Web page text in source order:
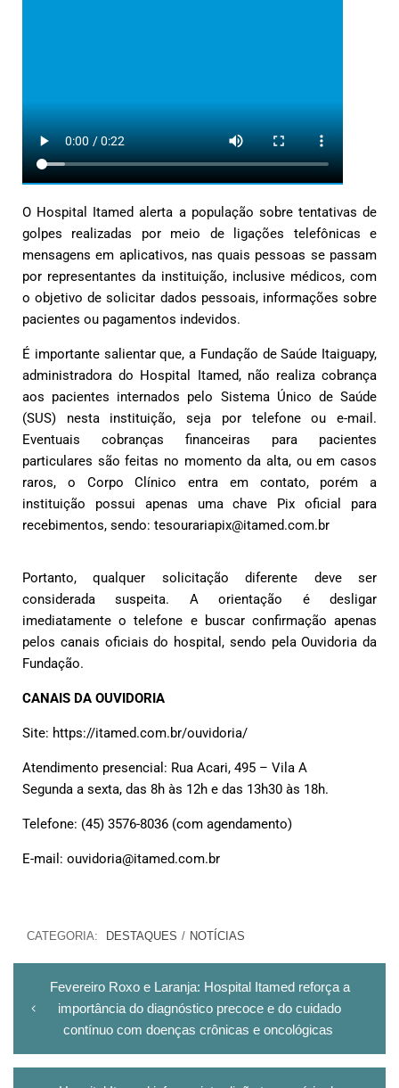
O Hospital Itamed alerta a população sobre tentativas de
golpes realizadas por meio de ligações telefônicas e
mensagens em aplicativos, nas quais pessoas se passam
por representantes da instituição, inclusive médicos, com
o objetivo de solicitar dados pessoais, informações sobre
pacientes ou pagamentos indevidos.
É importante salientar que, a Fundação de Saúde Itaiguapy,
administradora do Hospital Itamed, não realiza cobrança
aos pacientes internados pelo Sistema Único de Saúde
(SUS) nesta instituição, seja por telefone ou e-mail.
Eventuais cobranças financeiras para pacientes
particulares são feitas no momento da alta, ou em casos
raros, o Corpo Clínico entra em contato, porém a
instituição possui apenas uma chave Pix oficial para
recebimentos, sendo: tesourariapix@itamed.com.br
Portanto, qualquer solicitação diferente deve ser
considerada suspeita. A orientação é desligar
imediatamente o telefone e buscar confirmação apenas
pelos canais oficiais do hospital, sendo pela Ouvidoria da
Fundação.
CANAIS DA OUVIDORIA
Site: https://itamed.com.br/ouvidoria/
Atendimento presencial: Rua Acari, 495 – Vila A
Segunda a sexta, das 8h às 12h e das 13h30 às 18h.
Telefone: (45) 3576-8036 (com agendamento)
E-mail: ouvidoria@itamed.com.br
CATEGORIA: DESTAQUES / NOTÍCIAS
Fevereiro Roxo e Laranja: Hospital Itamed reforça a
importância do diagnóstico precoce e do cuidado
contínuo com doenças crônicas e oncológicas